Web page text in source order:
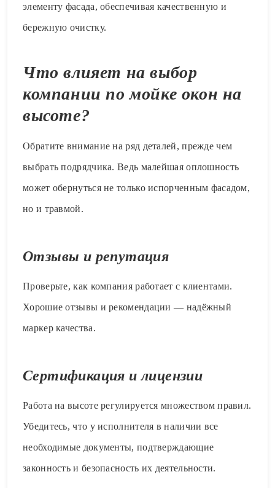
элементу фасада, обеспечивая качественную и
бережную очистку.
Что влияет на выбор
компании по мойке окон на
высоте?
Обратите внимание на ряд деталей, прежде чем
выбрать подрядчика. Ведь малейшая оплошность
может обернуться не только испорченным фасадом,
но и травмой.
Отзывы и репутация
Проверьте, как компания работает с клиентами.
Хорошие отзывы и рекомендации — надёжный
маркер качества.
Сертификация и лицензии
Работа на высоте регулируется множеством правил.
Убедитесь, что у исполнителя в наличии все
необходимые документы, подтверждающие
законность и безопасность их деятельности.